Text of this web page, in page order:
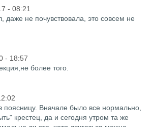
- 08:21
даже не почувствовала, это совсем не
- 18:57
более того.
поясницу. Вначале было все нормально,
крестец, да и сегодня утром та же